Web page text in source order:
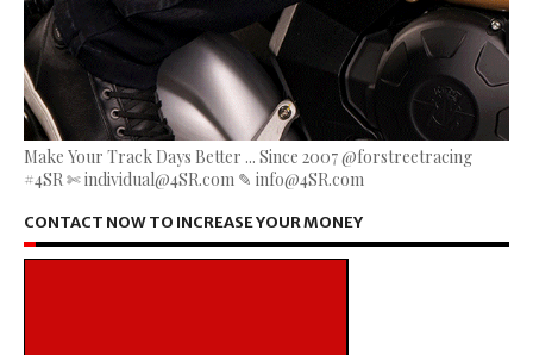
Make Your Track Days Better ... Since 2007 @forstreetracing
#4SR ✄ individual@4SR.com ✎ info@4SR.com
CONTACT NOW TO INCREASE YOUR MONEY